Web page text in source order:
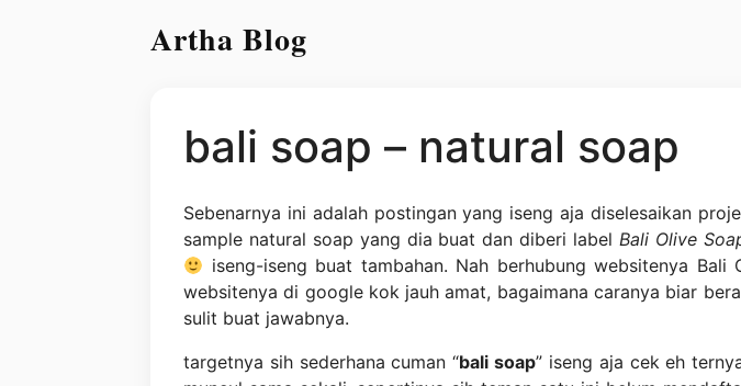
Artha Blog
bali soap – natural soap
Sebenarnya ini adalah postingan yang iseng aja diselesaikan
sample natural soap yang dia buat dan diberi labelBali Olive
iseng-iseng buat tambahan. Nah berhubung websitenya
websitenya di google kok jauh amat, bagaimana caranya biar
sulit buat jawabnya.
targetnya sih sederhana cuman “bali soap” iseng aja cek eh